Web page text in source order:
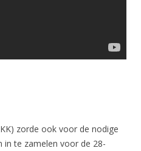
zorde ook voor de nodige
te zamelen voor de 28-